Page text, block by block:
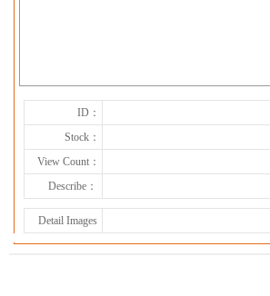
ID：
Stock：
View Count：
Describe：
Detail Images